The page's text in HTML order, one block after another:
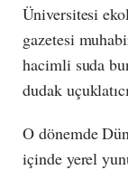
Üniversitesi
gazetesi
hacimli suda
dudak
O dönemde
içinde yerel